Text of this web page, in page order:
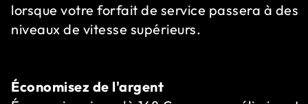
lorsque votre forfait de service passera à des
niveaux de vitesse supérieurs.
Économisez de l'argent